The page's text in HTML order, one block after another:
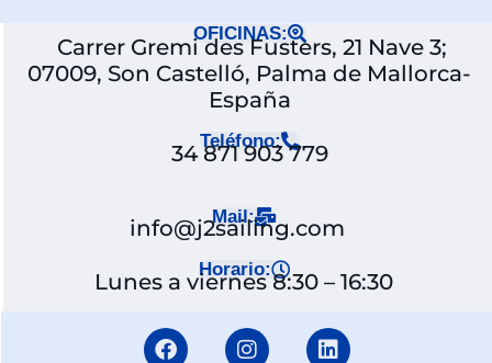
OFICINAS:
Carrer Gremi des Fusters, 21 Nave 3;
07009, Son Castelló, Palma de Mallorca-
España
Teléfono:
34 871 903 779
Mail:
info@j2sailing.com
Horario:
Lunes a viernes 8:30 – 16:30